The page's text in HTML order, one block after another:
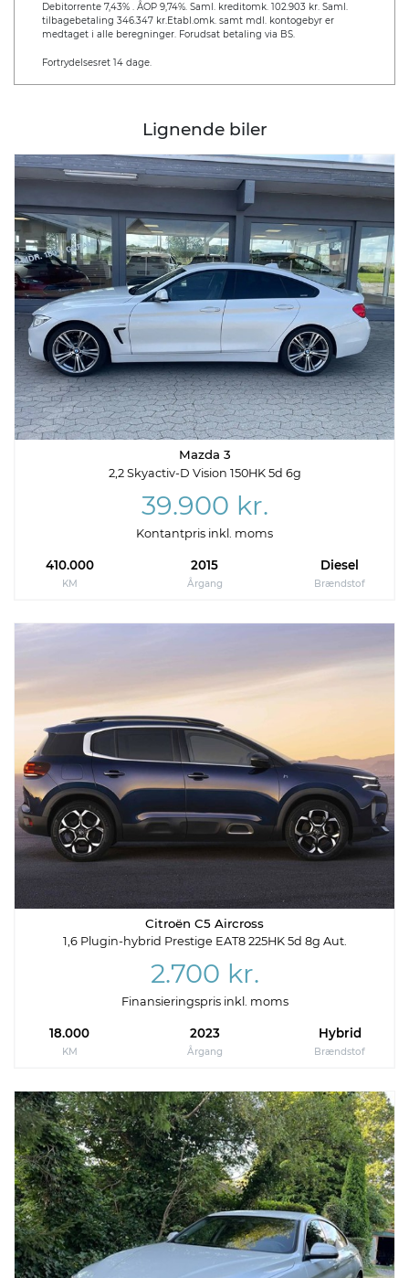
Debitorrente 7,43% . ÅOP 9,74%. Saml. kreditomk. 102.903 kr. Saml.
tilbagebetaling 346.347 kr.Etabl.omk. samt mdl. kontogebyr er
medtaget i alle beregninger. Forudsat betaling via BS.
Fortrydelsesret 14 dage.
Lignende biler
Mazda 3
2,2 Skyactiv-D Vision 150HK 5d 6g
39.900 kr.
Kontantpris inkl. moms
410.000
KM
2015
Årgang
Diesel
Brændstof
Citroën C5 Aircross
1,6 Plugin-hybrid Prestige EAT8 225HK 5d 8g Aut.
2.700 kr.
Finansieringspris inkl. moms
18.000
KM
2023
Årgang
Hybrid
Brændstof